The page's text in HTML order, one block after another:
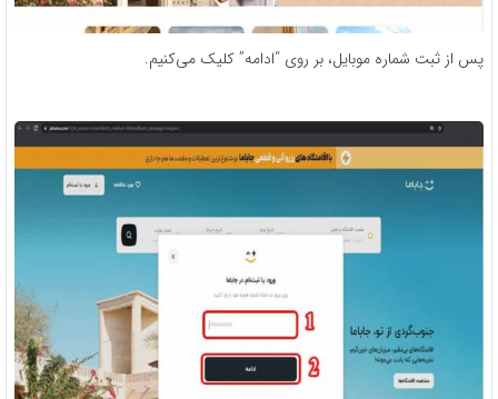
پس از ثبت شماره موبایل، بر روی “ادامه” کلیک می‌کنیم.